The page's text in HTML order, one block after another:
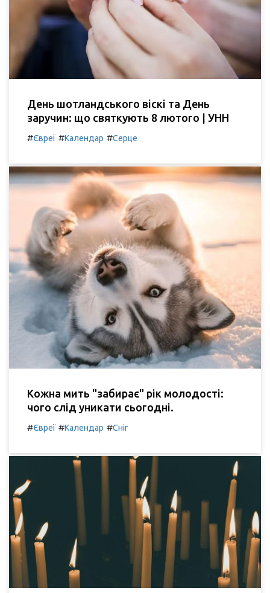
День шотландського віскі та День
заручин: що святкують 8 лютого | УНН
#Євреї #Календар #Серце
Кожна мить "забирає" рік молодості:
чого слід уникати сьогодні.
#Євреї #Календар #Сніг